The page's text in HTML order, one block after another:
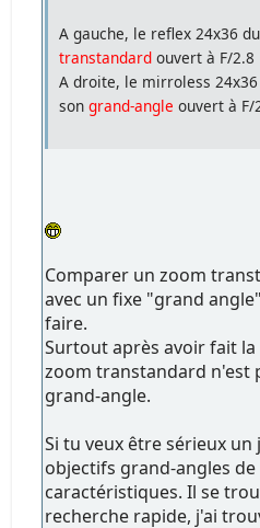
A gauche, le reflex 24x36
transtandard ouvert à F/2.8
A droite, le mirroless
songrand-angle ouvert à F/
Comparer un zoom
avec un fixe "grand
faire.
Surtout après avoir fait
zoom transtandard n'est
grand-angle.
Si tu veux être sérieux
objectifs grand-angles de
caractéristiques. Il se
recherche rapide, j'ai